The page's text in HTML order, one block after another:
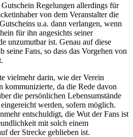
Regelungen allerdings für
von dem Veranstalter die
u.a. dann verlangen, wenn
für ihn angesichts seiner
unzumutbar ist. Genau auf diese
Fans, so dass das Vorgehen von
vielmehr darin, wie der Verein
kommunizierte, da die Rede davon
die persönlichen Lebensumstände
werden, sofern möglich.
entschuldigt, die Wut der Fans ist
mit solch einem
der Strecke geblieben ist.